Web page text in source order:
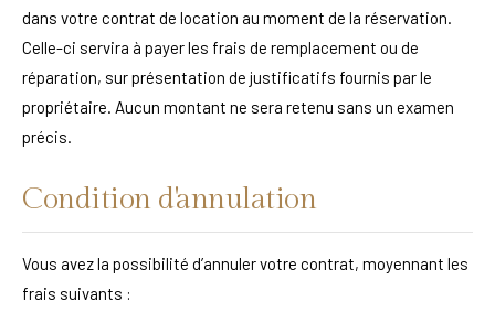
dans votre contrat de location au moment de la réservation.
Celle-ci servira à payer les frais de remplacement ou de
réparation, sur présentation de justificatifs fournis par le
propriétaire. Aucun montant ne sera retenu sans un examen
précis.
Condition d'annulation
Vous avez la possibilité d’annuler votre contrat, moyennant les
frais suivants :